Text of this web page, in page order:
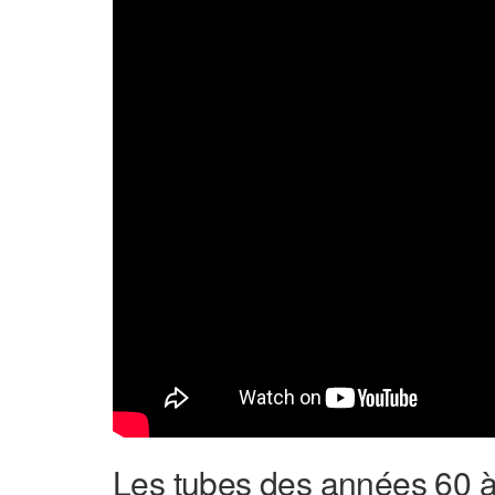
Les tubes des années 60